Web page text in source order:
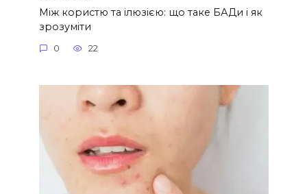
Між користю та ілюзією: що таке БАДи і як
зрозуміти
0 22